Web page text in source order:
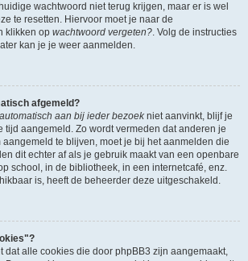
wachtwoord niet terug krijgen, maar er is wel
te resetten. Hiervoor moet je naar de
klikken op wachtwoord vergeten?. Volg de instructies
kan je je weer aanmelden.
afgemeld?
aan bij ieder bezoekniet aanvinkt, blijf je
tijd aangemeld. Zo wordt vermeden dat anderen je
aangemeld te blijven, moet je bij het aanmelden die
dit echter af als je gebruik maakt van een openbare
school, in de bibliotheek, in een internetcafé, enz.
is, heeft de beheerder deze uitgeschakeld.
dat alle cookies die door phpBB3 zijn aangemaakt,